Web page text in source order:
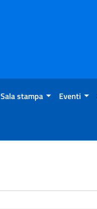
Sala stampa Eventi